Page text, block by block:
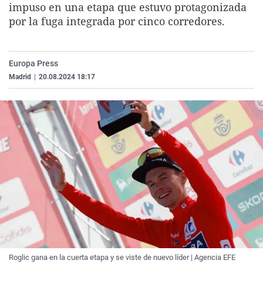
La rosa de los vientos
Como el perro y el
Caso
Equipo de
Extremadura
La Rioja
País Vasco
Virales
Elecciones
impuso en una etapa que estuvo protagonizada
por la fuga integrada por cinco corredores.
Europa Press
Madrid 20.08.2024 18:17
Roglic gana en la cuerta etapa y se viste de nuevo líder | Agencia EFE